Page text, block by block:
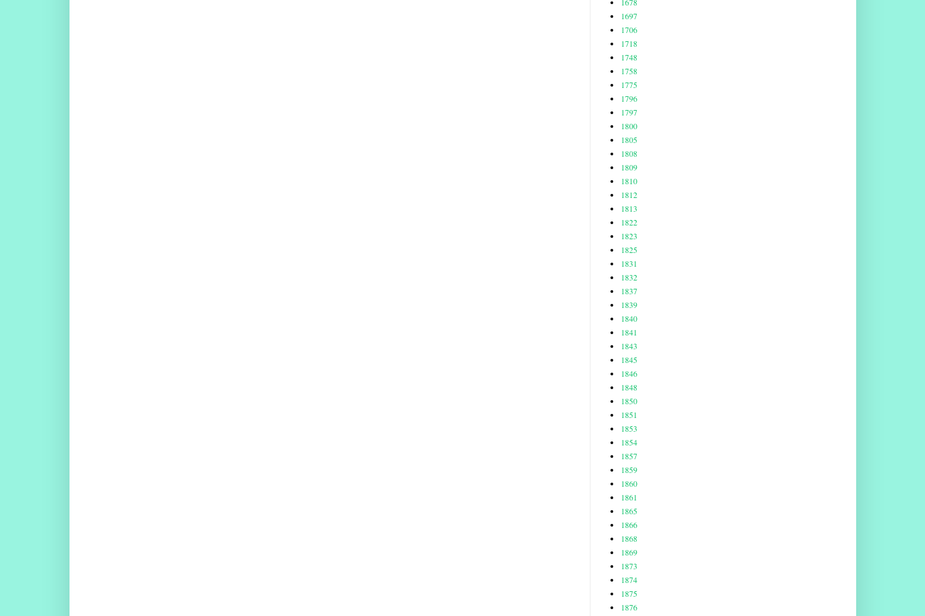
1697
1706
1718
1748
1758
1775
1796
1797
1800
1805
1808
1809
1810
1812
1813
1822
1823
1825
1831
1832
1837
1839
1840
1841
1843
1845
1846
1848
1850
1851
1853
1854
1857
1859
1860
1861
1865
1866
1868
1869
1873
1874
1875
1876